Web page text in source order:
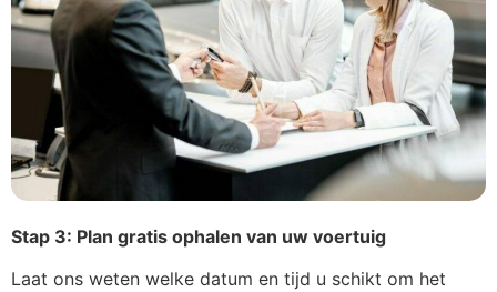
Stap 3: Plan gratis ophalen van uw voertuig
Laat ons weten welke datum en tijd u schikt om het